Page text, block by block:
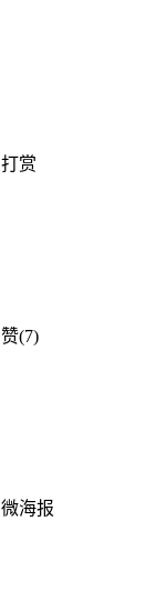
打赏
赞(7)
微海报